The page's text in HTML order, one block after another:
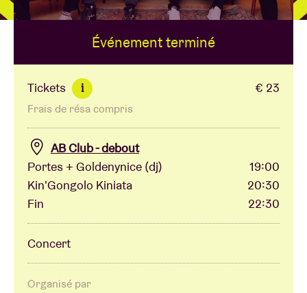
Location de salles
BRDCST
ABtv
Chèque-concert
À propos de l'AB
Contact
Événement terminé
Tickets i € 23
Frais de résa compris
AB Club - debout
Portes + Goldenynice (dj)
19:00
Kin'Gongolo Kiniata
20:30
Fin
22:30
Concert
Organisé par